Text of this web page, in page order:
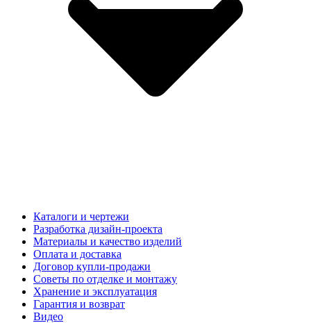
Каталоги и чертежи
Разработка дизайн-проекта
Материалы и качество изделий
Оплата и доставка
Договор купли-продажи
Советы по отделке и монтажу
Хранение и эксплуатация
Гарантия и возврат
Видео